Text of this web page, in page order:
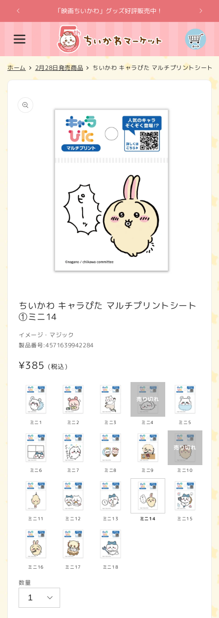
ンツに
進む
「映画ちいかわ」グッズ好評販売中！
カ
ー
ト
ホーム 2月28日発売商品 ちいかわ キャラぴた マルチプリントシート
報にス
キップ
ちいかわ キャラぴた マルチプリントシート
①ミニ14
イメージ・マジック
製品番号:4571639942284
通
価
格
¥385 (税込)
ミニ1 ミニ2 ミニ3 ミニ4 ミニ5
ミニ6 ミニ7 ミニ8 ミニ9 ミニ10
ミニ11 ミニ12 ミニ13 ミニ14 ミニ15
ミニ16 ミニ17 ミニ18
数量